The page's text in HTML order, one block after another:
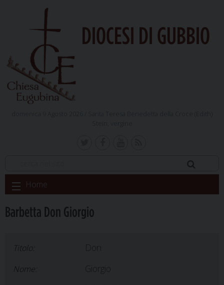
DIOCESI DI GUBBIO
Skip
to
Home
Barbetta Don Giorgio
Titolo:
Nome: Giorgio